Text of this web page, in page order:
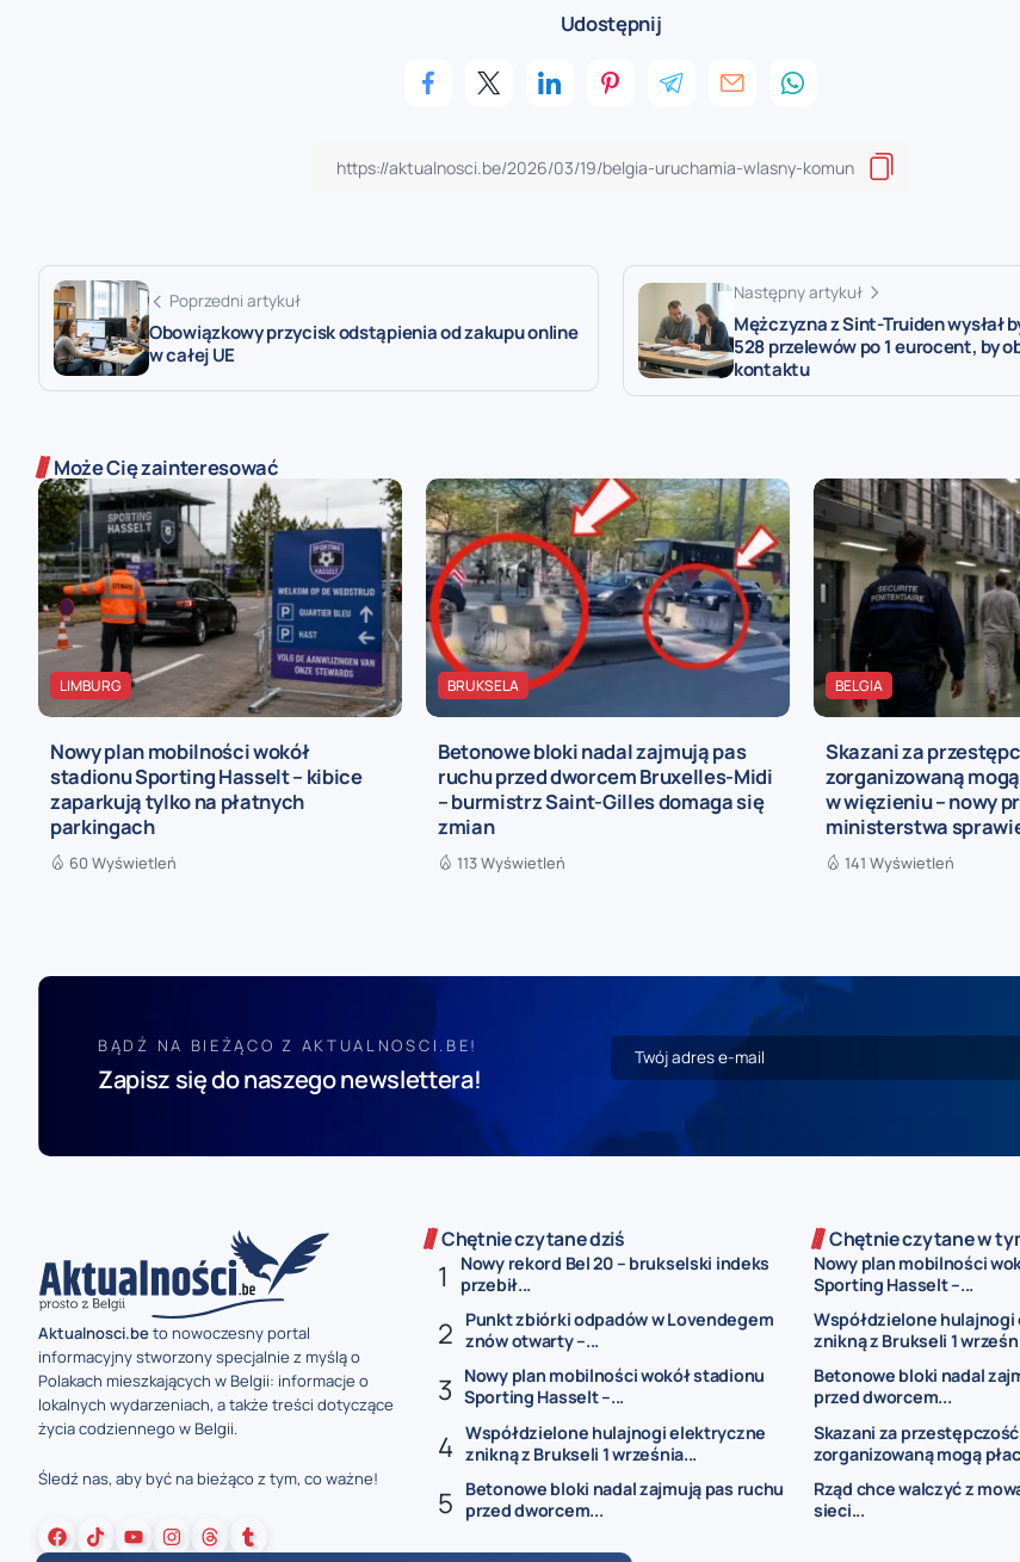
Udostępnij
Poprzedni artykuł
Obowiązkowy przycisk odstąpienia od zakupu online
w całej UE
Następny artykuł
Mężczyzna z Sint-Truiden wysłał
528 przelewów po 1 eurocent, by
kontaktu
Może Cię zainteresować
LIMBURG
Nowy plan mobilności wokół
stadionu Sporting Hasselt – kibice
zaparkują tylko na płatnych
parkingach
60 Wyświetleń
BRUKSELA
Betonowe bloki nadal zajmują pas
ruchu przed dworcem Bruxelles-Midi
– burmistrz Saint-Gilles domaga się
zmian
113 Wyświetleń
BELGIA
Skazani za
zorganizowaną
w więzieniu – nowy
ministerstwa
141 Wyświetleń
BĄDŹ NA BIEŻĄCO Z AKTUALNOSCI.BE!
Zapisz się do naszego newslettera!
Aktualnosci.beto nowoczesny portal
informacyjny stworzony specjalnie z myślą o
Polakach mieszkających w Belgii: informacje o
lokalnych wydarzeniach, a także treści dotyczące
życia codziennego w Belgii.
Śledź nas, aby być na bieżąco z tym, co ważne!
Chętnie czytane dziś
Nowy rekord Bel 20 – brukselski indeks
przebił...
Punkt zbiórki odpadów w Lovendegem
znów otwarty –...
Nowy plan mobilności wokół stadionu
Sporting Hasselt –...
Współdzielone hulajnogi elektryczne
znikną z Brukseli 1 września...
Betonowe bloki nadal zajmują pas ruchu
przed dworcem...
Chętnie czytane w
Nowy plan mobilności
Sporting Hasselt –...
Współdzielone
znikną z Brukseli 1
Betonowe bloki nadal
przed dworcem...
Skazani za przestępczość
zorganizowaną mogą
Rząd chce walczyć z
sieci...